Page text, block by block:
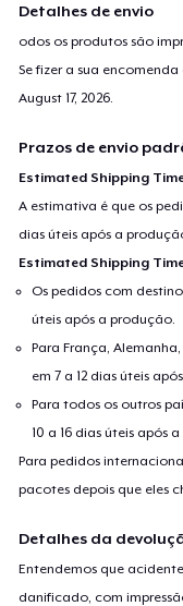
Detalhes de envio
odos os produtos são
Se fizer a sua
August 17, 2026.
Prazos de envio
Estimated Shipping
A estimativa é que os
dias úteis após a
Estimated Shipping
Os pedidos com
úteis após a produção.
Para França,
em 7 a 12 dias úteis
Para todos os outros
10 a 16 dias úteis após
Para pedidos
pacotes depois que eles
Detalhes da
Entendemos que
danificado, com